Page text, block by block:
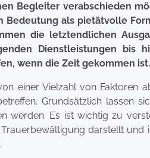
Begleiter verabschieden
Bedeutung als pietätvolle
die letztendlichen
Dienstleistungen bis
wenn die Zeit gekommen ist.
einer Vielzahl von Faktoren
Grundsätzlich lassen
werden. Es ist wichtig zu
darstellt und